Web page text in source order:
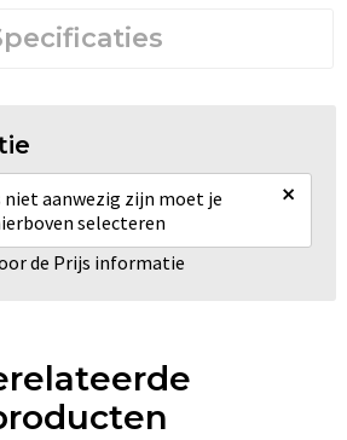
niet aanwezig zijn moet je
selecteren
×
de Prijs informatie